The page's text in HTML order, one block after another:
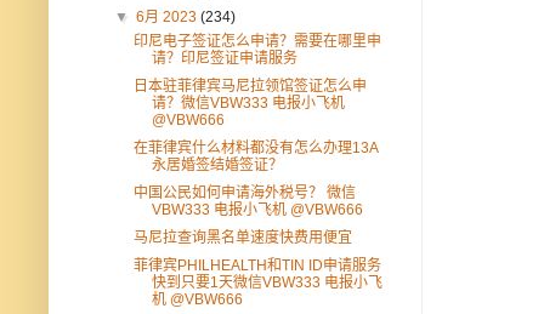
▼6月 2023(234)
印尼电子签证怎么申请？需要在哪里申
请？印尼签证申请服务
日本驻菲律宾马尼拉领馆签证怎么申
请？微信VBW333 电报小飞机
@VBW666
在菲律宾什么材料都没有怎么办理13A
永居婚签结婚签证？
中国公民如何申请海外税号？ 微信
VBW333 电报小飞机 @VBW666
马尼拉查询黑名单速度快费用便宜
菲律宾PHILHEALTH和TIN ID申请服务
快到只要1天微信VBW333 电报小飞
机 @VBW666